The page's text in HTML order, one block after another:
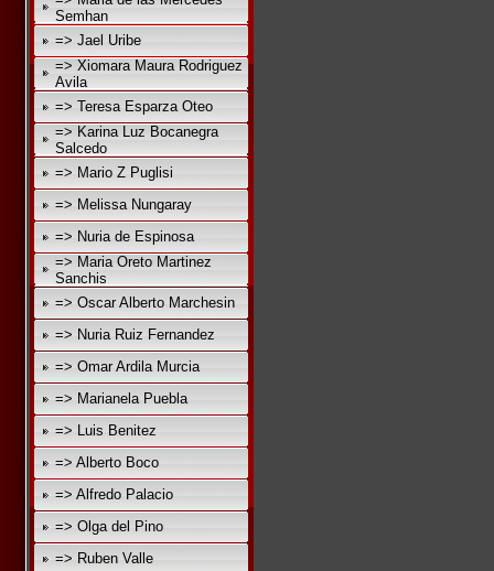
Semhan
=> Jael Uribe
=> Xiomara Maura Rodriguez
Avila
=> Teresa Esparza Oteo
=> Karina Luz Bocanegra
Salcedo
=> Mario Z Puglisi
=> Melissa Nungaray
=> Nuria de Espinosa
=> Maria Oreto Martinez
Sanchis
=> Oscar Alberto Marchesin
=> Nuria Ruiz Fernandez
=> Omar Ardila Murcia
=> Marianela Puebla
=> Luis Benitez
=> Alberto Boco
=> Alfredo Palacio
=> Olga del Pino
=> Ruben Valle